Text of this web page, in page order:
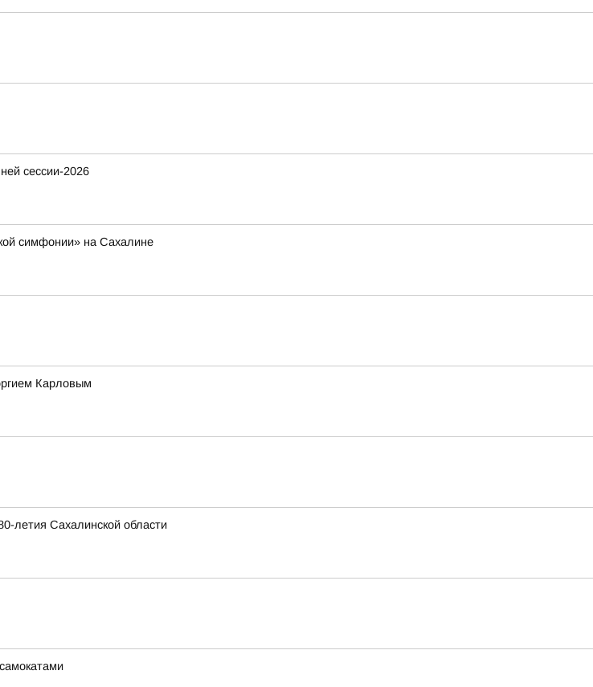
сессии-2026
симфонии» на Сахалине
Карловым
летия Сахалинской области